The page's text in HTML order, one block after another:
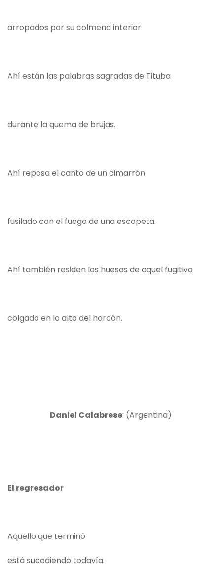
arropados por su colmena interior.
Ahí están las palabras sagradas de Tituba
durante la quema de brujas.
Ahí reposa el canto de un cimarrón
fusilado con el fuego de una escopeta.
Ahí también residen los huesos de aquel fugitivo
colgado en lo alto del horcón.
Daniel Calabrese: (Argentina)
El regresador
Aquello que terminó
está sucediendo todavía.